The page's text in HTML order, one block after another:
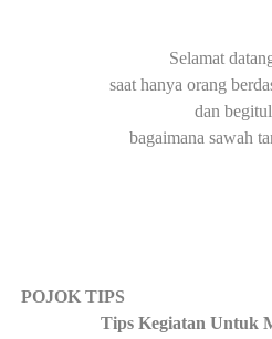
Selamat
saat hanya orang
dan
bagaimanasawah
POJOK TIPS
Tips Kegiatan Untuk